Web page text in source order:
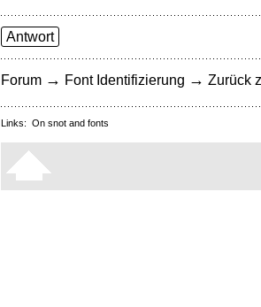
Antwort
Forum → Font Identifizierung → Zurück
Links: On snot and fonts